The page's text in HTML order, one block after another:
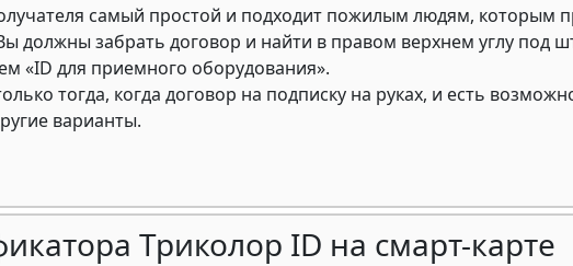
самый простой и подходит пожилым людям, которым
должны забрать договор и найти в правом верхнем углу под
«ID для приемного оборудования».
тогда, когда договор на подписку на руках, и есть
варианты.
Триколор ID на смарт-карте